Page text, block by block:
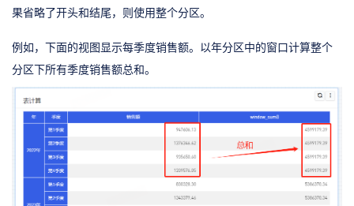
果省略了开头和结尾，则使用整个分区。
例如，下面的视图显示每季度销售额。以年分区中的窗口计算整个
分区下所有季度销售额总和。